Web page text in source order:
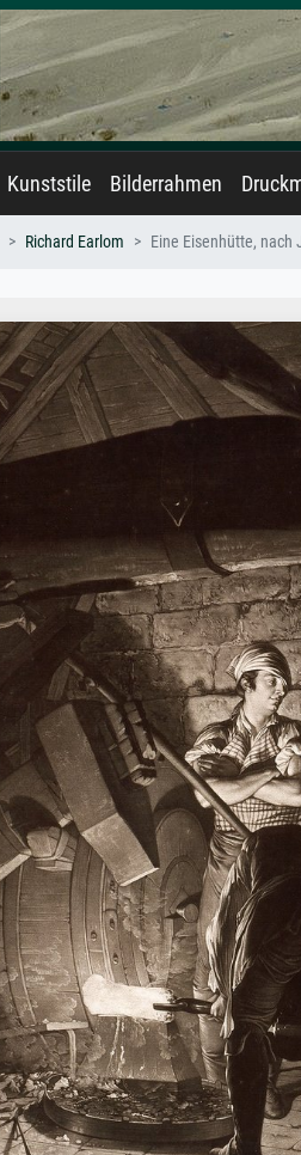
Kunststile Bilderrahmen
Richard Earlom Eine Eisenhütte, nach